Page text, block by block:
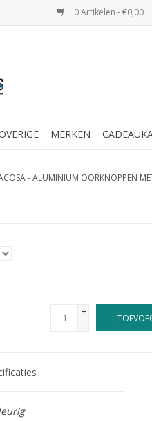
0 Artikelen - €0,00
MERKEN
- ALUMINIUM OORKNOPPEN
+
-